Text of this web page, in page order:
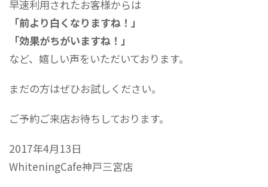
早速利用されたお客様からは
「前より白くなりますね！」
「効果がちがいますね！」
など、嬉しい声をいただいております。
まだの方はぜひお試しください。
ご予約ご来店お待ちしております。
2017年4月13日
WhiteningCafe神戸三宮店